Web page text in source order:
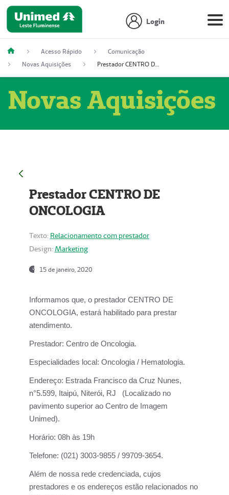
Login
Acesso Rápido
Comunicação
Novas Aquisições
Prestador CENTRO DE ONCOLOGIA
Novas Aquisições
Prestador CENTRO DE
ONCOLOGIA
Texto: Relacionamento com prestador
Design: Marketing
15 de janeiro, 2020
Informamos que, o prestador CENTRO DE
ONCOLOGIA, estará habilitado para prestar
atendimento.
Prestador: Centro de Oncologia.
Especialidades local: Oncologia / Hematologia.
Endereço: Estrada Francisco da Cruz Nunes,
n°5.599, Itaipú, Niterói, RJ (Localizado no
pavimento superior ao Centro de Imagem
Unimed).
Horário: 08h às 19h
Telefone: (021) 3003-9855 / 99709-3654.
Além de nossa rede credenciada, cujos
prestadores e os endereços estão relacionados no